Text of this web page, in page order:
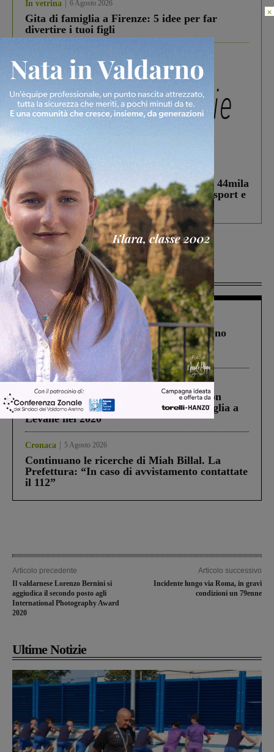
In vetrina 6 Agosto 2026
Gita di famiglia a Firenze: 5 idee per far
divertire i tuoi figli
In vetrina 3 Agosto 2026
Estra Notizie agosto: Smart Cities, oltre 44mila
studenti coinvolti, torna il bando per lo sport e
debutta il podcast Estrair
Più lette
Cronaca 4 Agosto 2026
Un anno fa la strage in A1 in cui morirono
Gianni, Giulia e Franco. Lo schianto, il
processo, lo stop ai sorpassi fra tir....
Cronaca 3 Agosto 2026
Scomparso da una struttura di Castiglion
Fiorentino l’uomo che aveva ucciso la figlia a
Levane nel 2020
Cronaca 5 Agosto 2026
Continuano le ricerche di Miah Billal. La
Prefettura: “In caso di avvistamento contattate
il 112”
Articolo precedente
Il valdarnese Lorenzo Bernini si
aggiudica il secondo posto agli
International Photography Award
2020
Articolo successivo
Incidente lungo via Roma, in gravi
condizioni un 79enne
Ultime Notizie
×